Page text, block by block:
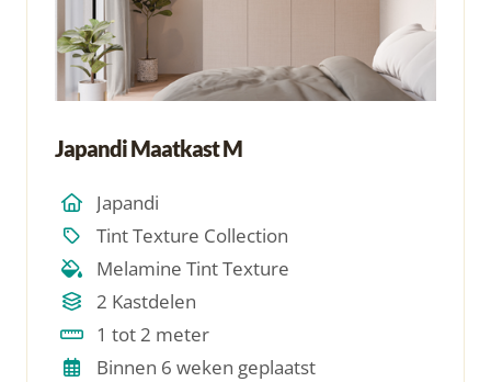
Japandi Maatkast M
Japandi
Tint Texture Collection
Melamine Tint Texture
2 Kastdelen
1 tot 2 meter
Binnen 6 weken geplaatst